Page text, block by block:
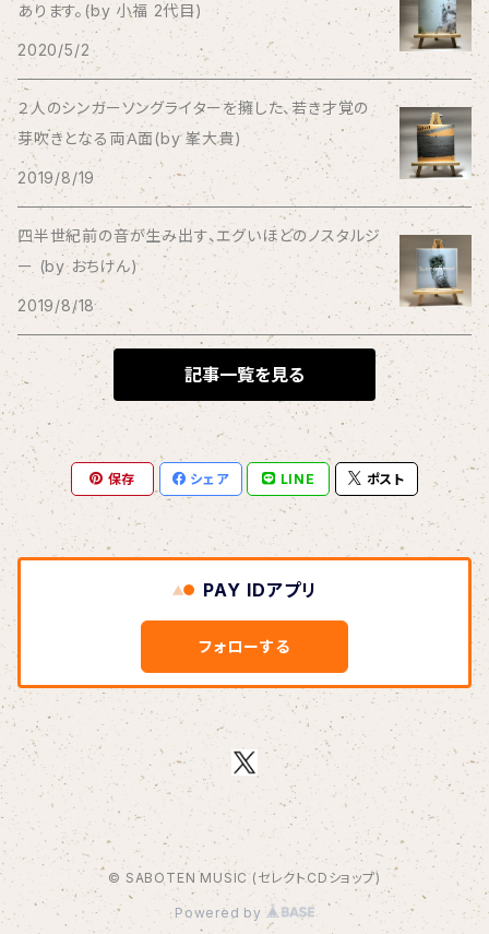
Bagus!
BBBBBBB
The BEG
The Beths
THE BLACK SHANSONS
BLONDnewHALF
Blondy
BOAR HUNTER
bud&harbor
Bulbs Of Passion
B玉
Calme Adiction
CANDY
CHIKIMARCH
あります。(by 小福 2代目)
2020/5/2
２人のシンガーソングライターを擁した、若き才覚の
芽吹きとなる両Ａ面(by 峯大貴)
2019/8/19
四半世紀前の音が生み出す、エグいほどのノスタルジ
ー (by おちけん)
2019/8/18
記事一覧を見る
保存 シェア LINE ポスト
PAY IDアプリ
フォローする
© SABOTEN MUSIC (セレクトCDショップ)
Powered by